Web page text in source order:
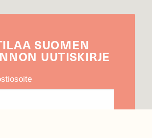
SUOMEN
UUTIS­KIRJE